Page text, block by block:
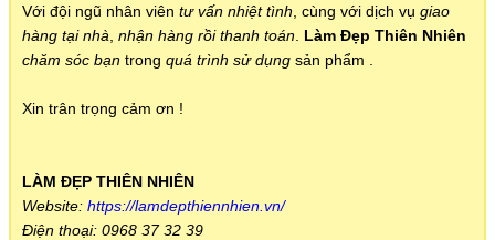
Với đội ngũ nhân viên tư vấn nhiệt tình , cùng với dịch vụ giao
hàng tại nhà nhận hàng rồi thanh toán Làm Đẹp Thiên Nhiên
chăm sóc bạn trong quá trình sử dụng sản phẩm .
Xin trân trọng cảm ơn !
LÀM ĐẸP THIÊN NHIÊN
Website: https://lamdepthiennhien.vn/
Điện thoại: 0968 37 32 39